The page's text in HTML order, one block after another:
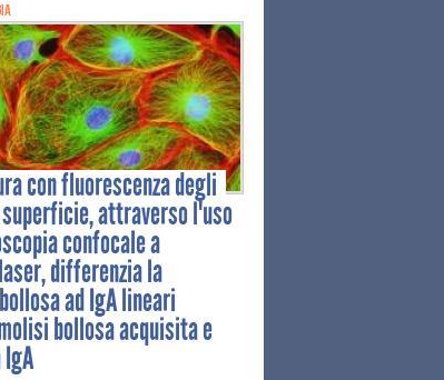
con fluorescenza degli
attraverso l'uso
confocale a
differenzia la
ad IgA lineari
bollosa acquisita e